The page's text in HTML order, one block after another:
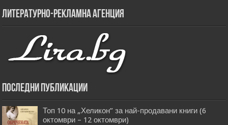
Литературно-рекламна агенция
Последни публикации
Топ 10 на „Хеликон” за най-продавани книги (6
октомври – 12 октомври)